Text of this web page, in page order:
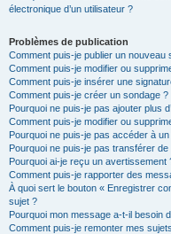
électronique d’un utilisateur ?
Problèmes de publication
Comment puis-je publier un nouveau
Comment puis-je modifier ou
Comment puis-je insérer une
Comment puis-je créer un sondage ?
Pourquoi ne puis-je pas ajouter plus
Comment puis-je modifier ou
Pourquoi ne puis-je pas accéder à
Pourquoi ne puis-je pas transférer
Pourquoi ai-je reçu un avertissement
Comment puis-je rapporter des
À quoi sert le bouton « Enregistrer
sujet ?
Pourquoi mon message a-t-il besoin
Comment puis-je remonter mes